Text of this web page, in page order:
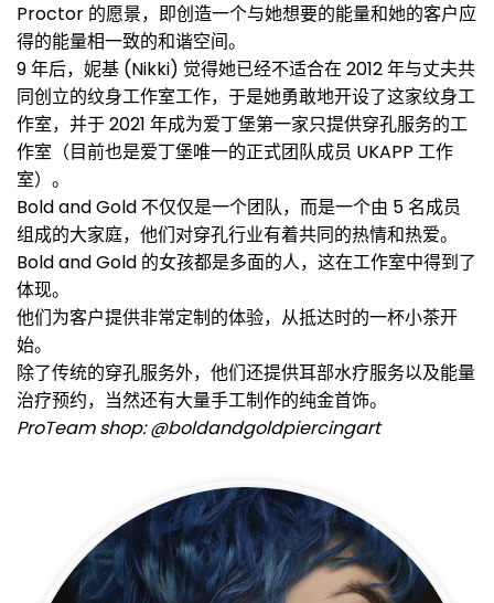
Proctor 的愿景，即创造一个与她想要的能量和她的客户应
得的能量相一致的和谐空间。
9 年后，妮基 (Nikki) 觉得她已经不适合在 2012 年与丈夫共
同创立的纹身工作室工作，于是她勇敢地开设了这家纹身工
作室，并于 2021 年成为爱丁堡第一家只提供穿孔服务的工
作室（目前也是爱丁堡唯一的正式团队成员 UKAPP 工作
室）。
Bold and Gold 不仅仅是一个团队，而是一个由 5 名成员
组成的大家庭，他们对穿孔行业有着共同的热情和热爱。
Bold and Gold 的女孩都是多面的人，这在工作室中得到了
体现。
他们为客户提供非常定制的体验，从抵达时的一杯小茶开
始。
除了传统的穿孔服务外，他们还提供耳部水疗服务以及能量
治疗预约，当然还有大量手工制作的纯金首饰。
ProTeam shop: @boldandgoldpiercingart